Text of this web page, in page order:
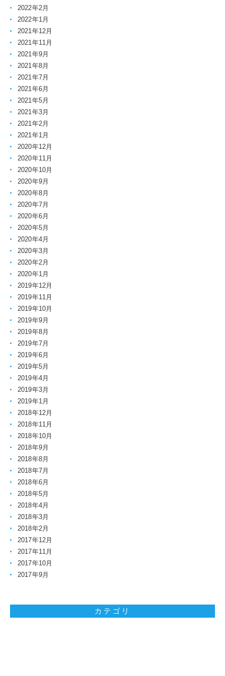
2022年2月
2022年1月
2021年12月
2021年11月
2021年9月
2021年8月
2021年7月
2021年6月
2021年5月
2021年3月
2021年2月
2021年1月
2020年12月
2020年11月
2020年10月
2020年9月
2020年8月
2020年7月
2020年6月
2020年5月
2020年4月
2020年3月
2020年2月
2020年1月
2019年12月
2019年11月
2019年10月
2019年9月
2019年8月
2019年7月
2019年6月
2019年5月
2019年4月
2019年3月
2019年1月
2018年12月
2018年11月
2018年10月
2018年9月
2018年8月
2018年7月
2018年6月
2018年5月
2018年4月
2018年3月
2018年2月
2017年12月
2017年11月
2017年10月
2017年9月
カテゴリ